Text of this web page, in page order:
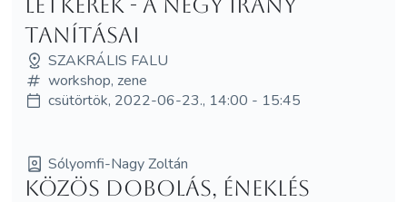
Létkerék - a négy irány
tanításai
SZAKRÁLIS FALU
workshop, zene
csütörtök, 2022-06-23., 14:00 - 15:45
Sólyomfi-Nagy Zoltán
Közös dobolás, éneklés